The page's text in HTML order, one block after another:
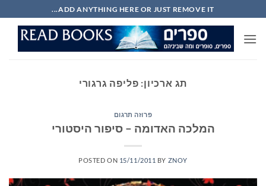
to
content
ADD ANYTHING HERE OR JUST REMOVE IT...
תג ארכיון: פליפה גרגורי
פרוזה תרגום
המלכה האדומה – סיפור היסטורי
POSTED ON 15/11/2011 BY ZNOY